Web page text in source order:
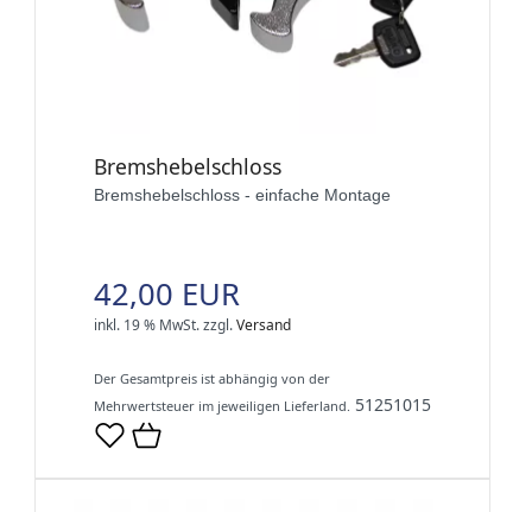
Bremshebelschloss
Bremshebelschloss - einfache Montage
42,00 EUR
inkl. 19 % MwSt.zzgl.Versand
Der Gesamtpreis ist abhängig von der
Mehrwertsteuer im jeweiligen Lieferland. 51251015